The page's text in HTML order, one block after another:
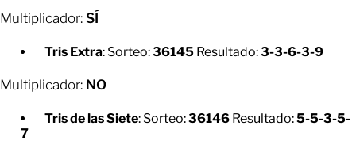
Multiplicador: SÍ
Tris Extra: Sorteo:36145 Resultado:3-3-6-3-9
Multiplicador: NO
Tris de las Siete: Sorteo:36146 Resultado:5-5-3-5-
7